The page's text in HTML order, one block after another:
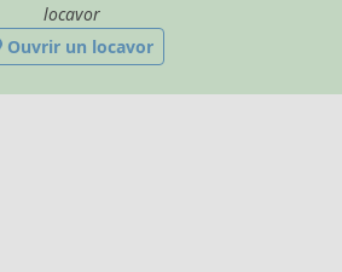
locavor
Ouvrir un locavor